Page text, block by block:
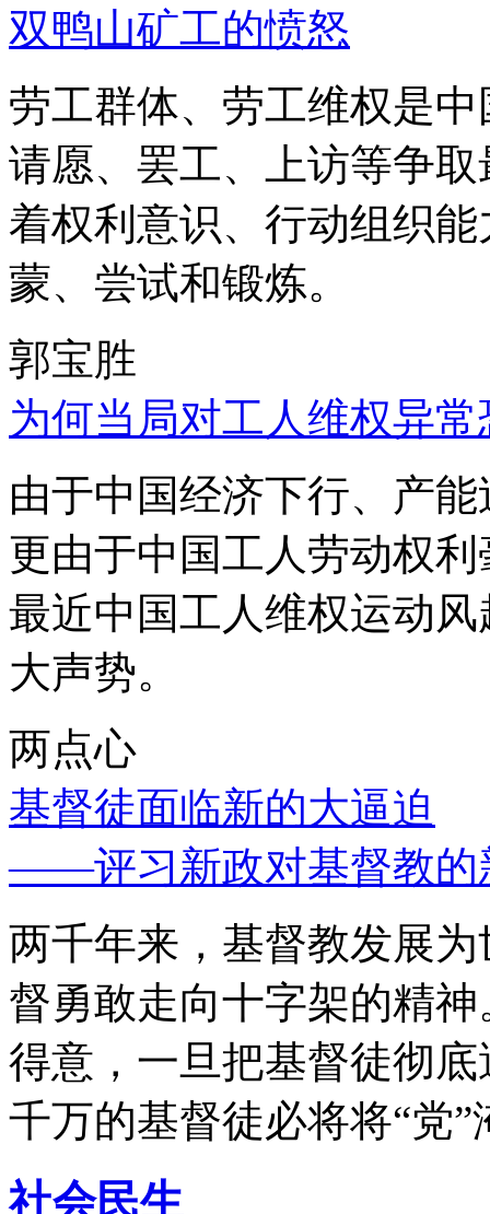
双鸭山矿工的愤怒
劳工群体、劳工维权是
请愿、罢工、上访等争
着权利意识、行动组织
蒙、尝试和锻炼。
郭宝胜
为何当局对工人维权异
由于中国经济下行、产
更由于中国工人劳动权
最近中国工人维权运动
大声势。
两点心
基督徒面临新的大逼迫
——评习新政对基督教的
两千年来，基督教发展
督勇敢走向十字架的精
得意，一旦把基督徒彻
千万的基督徒必将将“党”
社会民生